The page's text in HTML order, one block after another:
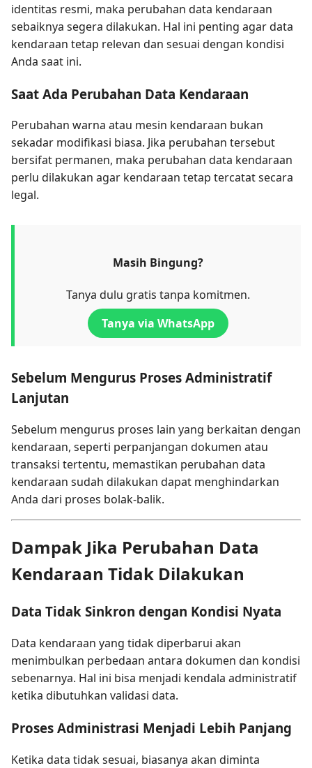
identitas resmi, maka perubahan data kendaraan
sebaiknya segera dilakukan. Hal ini penting agar data
kendaraan tetap relevan dan sesuai dengan kondisi
Anda saat ini.
Saat Ada Perubahan Data Kendaraan
Perubahan warna atau mesin kendaraan bukan
sekadar modifikasi biasa. Jika perubahan tersebut
bersifat permanen, maka perubahan data kendaraan
perlu dilakukan agar kendaraan tetap tercatat secara
legal.
Masih Bingung?
Tanya dulu gratis tanpa komitmen.
Tanya via WhatsApp
Sebelum Mengurus Proses Administratif
Lanjutan
Sebelum mengurus proses lain yang berkaitan dengan
kendaraan, seperti perpanjangan dokumen atau
transaksi tertentu, memastikan perubahan data
kendaraan sudah dilakukan dapat menghindarkan
Anda dari proses bolak-balik.
Dampak Jika Perubahan Data
Kendaraan Tidak Dilakukan
Data Tidak Sinkron dengan Kondisi Nyata
Data kendaraan yang tidak diperbarui akan
menimbulkan perbedaan antara dokumen dan kondisi
sebenarnya. Hal ini bisa menjadi kendala administratif
ketika dibutuhkan validasi data.
Proses Administrasi Menjadi Lebih Panjang
Ketika data tidak sesuai, biasanya akan diminta